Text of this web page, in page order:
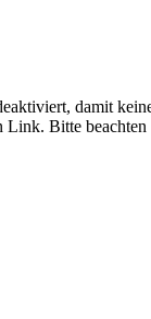
damit
Link. Bitte